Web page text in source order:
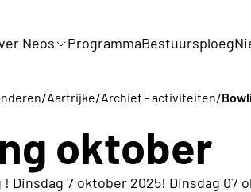
Neos ProgrammaBestuursploeg
/Aartrijke/Archief - activiteiten/
oktober
! Dinsdag 7 oktober 2025! Dinsdag 07